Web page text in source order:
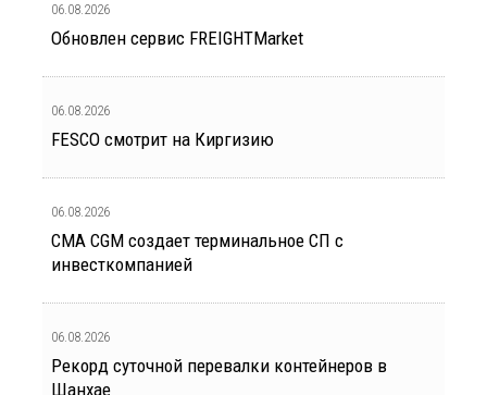
06.08.2026
Обновлен сервис FREIGHTMarket
06.08.2026
FESCO смотрит на Киргизию
06.08.2026
CMA CGM создает терминальное СП с
инвесткомпанией
06.08.2026
Рекорд суточной перевалки контейнеров в
Шанхае